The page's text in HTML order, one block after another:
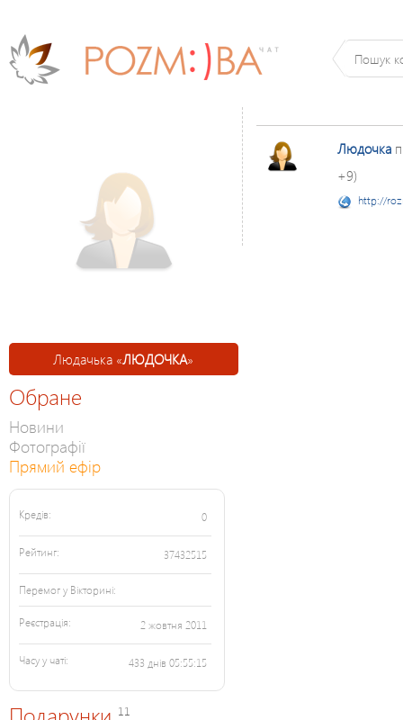
Людачька «ЛЮДОЧКА»
Обране
Новини
Фотографії
Прямий ефір
Кредів: 0
Рейтинг: 37432515
Перемог у Вікторині:
Реєстрація: 2 жовтня 2011
Часу у чаті: 433 днів 05:55:15
11
Людочка
+9)
http://